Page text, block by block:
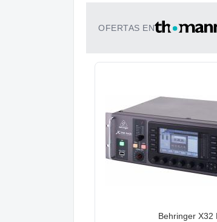
OFERTAS EN
Behringer X32